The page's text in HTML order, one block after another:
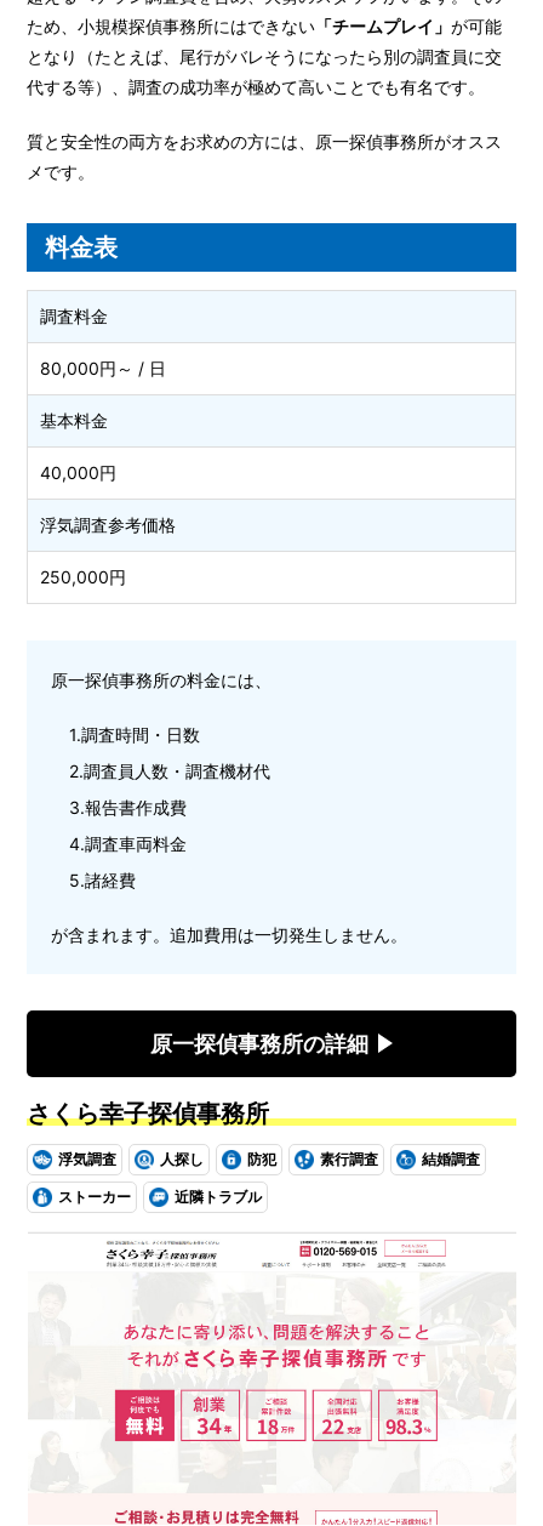
ため、小規模探偵事務所にはできない 「チームプレイ」が可能
となり（たとえば、尾行がバレそうになったら別の調査員に交
代する等）、調査の成功率が極めて高いことでも有名です。
質と安全性の両方をお求めの方には、原一探偵事務所がオスス
メです。
料金表
調査料金
80,000円～ / 日
基本料金
40,000円
浮気調査参考価格
250,000円
原一探偵事務所の料金には、
調査時間・日数
調査員人数・調査機材代
報告書作成費
調査車両料金
諸経費
が含まれます。追加費用は一切発生しません。
原一探偵事務所の詳細
さくら幸子探偵事務所
浮気調査 人探し 防犯 素行調査 結婚調査
ストーカー 近隣トラブル